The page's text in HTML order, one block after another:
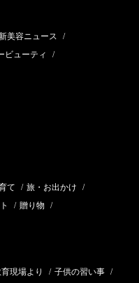
美容ニュース /
ビューティ /
て / 旅・お出かけ /
/ 贈り物 /
現場より / 子供の習い事 /